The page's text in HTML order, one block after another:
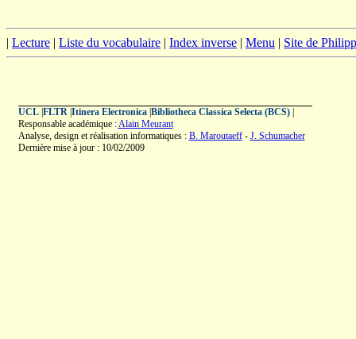
| Lecture | Liste du vocabulaire | Index inverse | Menu | Site de
UCL| FLTR| Itinera Electronica| Bibliotheca Classica Selecta (BCS)|
Responsable académique :Alain Meurant
Analyse, design et réalisation informatiques : B. Maroutaeff- J. Schumacher
Dernière mise à jour : 10/02/2009